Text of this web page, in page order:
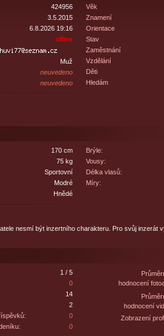
424956
3.5.2015
6.8.2026 19:16
offline
Muž
neuvedeno
neuvedeno
Věk
Znamení
Orientace
Stav
Zaměstnání
Vzdělání
Děti
Hledám
170 cm
75 kg
Sportovní
Modré
Hnědé
Brýle:
Vousy:
Délka vlasů:
Míry:
nesmí být inzertního charakteru. Pro svůj inzerát
1 / 5
0
14
2
0
0
hodnocení
hodnocení
Zobrazení